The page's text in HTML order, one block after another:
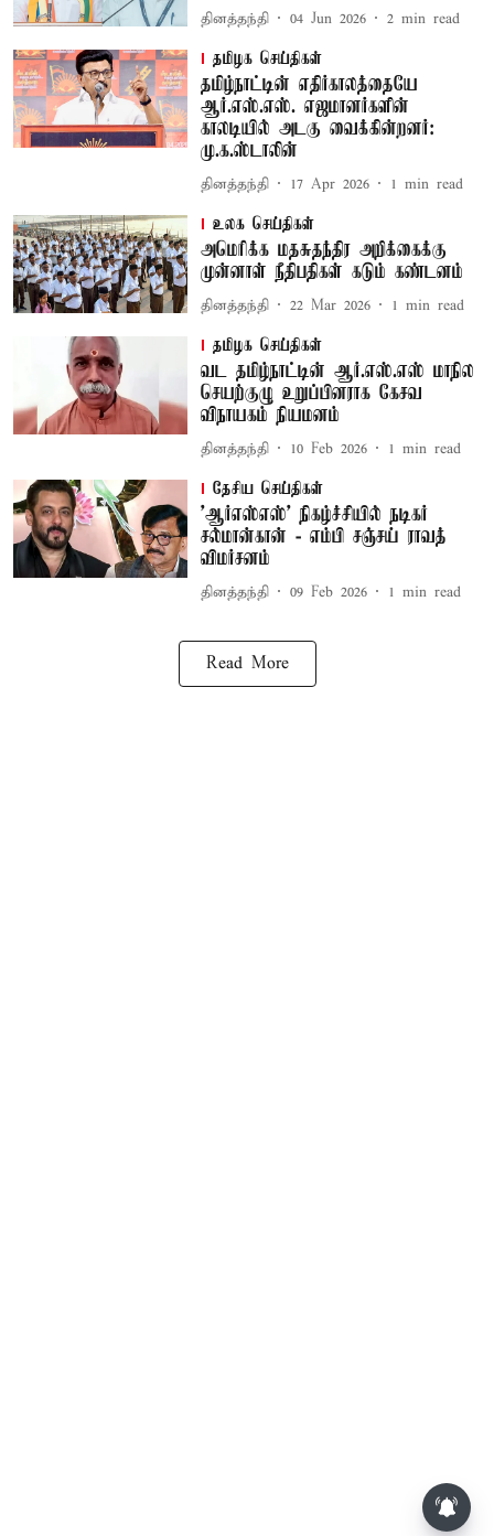
தினத்தந்தி 04 Jun 2026 2 min read
தமிழக செய்திகள்
தமிழ்நாட்டின் எதிர்காலத்தையே
ஆர்.எஸ்.எஸ். எஜமானர்களின்
காலடியில் அடகு வைக்கின்றனர்:
மு.க.ஸ்டாலின்
தினத்தந்தி 17 Apr 2026 1 min read
உலக செய்திகள்
அமெரிக்க மதசுதந்திர அறிக்கைக்கு
முன்னாள் நீதிபதிகள் கடும் கண்டனம்
தினத்தந்தி 22 Mar 2026 1 min read
தமிழக செய்திகள்
வட தமிழ்நாட்டின் ஆர்.எஸ்.எஸ் மாநில
செயற்குழு உறுப்பினராக கேசவ
விநாயகம் நியமனம்
தினத்தந்தி 10 Feb 2026 1 min read
தேசிய செய்திகள்
’ஆர்எஸ்எஸ்’ நிகழ்ச்சியில் நடிகர்
சல்மான்கான் - எம்பி சஞ்சய் ராவத்
விமர்சனம்
தினத்தந்தி 09 Feb 2026 1 min read
Read More